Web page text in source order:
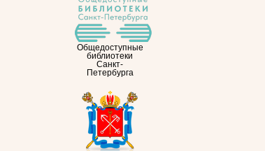
Общедоступные
библиотеки
Санкт-
Петербурга